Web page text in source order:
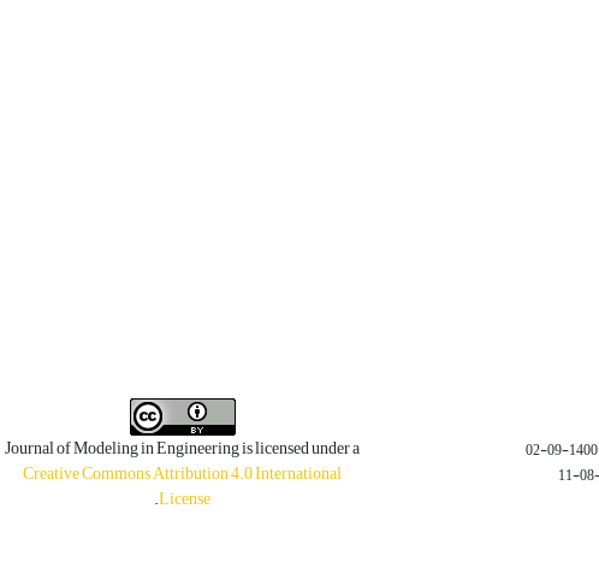
1400-09-02
Journal of Modeling in Engineering is licensed under a
Creative Commons Attribution 4.0 International
License
.